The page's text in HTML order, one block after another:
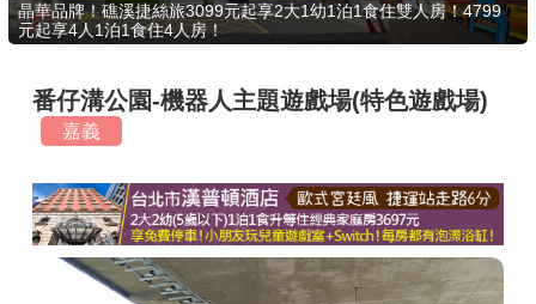
最新消息
最新留言
商家合作
推薦景點
晶華品牌！礁溪捷絲旅3099元起享2大1幼1泊1食住雙人房！4799
元起享4人1泊1食住4人房！
番仔溝公園-機器人主題遊戲場(特色遊戲場)
嘉義